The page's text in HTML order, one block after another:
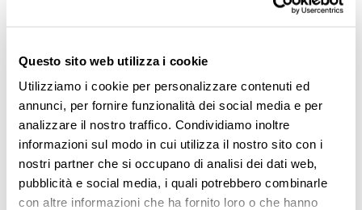
Questo sito web utilizza i cookie
Utilizziamo i cookie per personalizzare contenuti ed
annunci, per fornire funzionalità dei social media e per
analizzare il nostro traffico. Condividiamo inoltre
informazioni sul modo in cui utilizza il nostro sito con i
nostri partner che si occupano di analisi dei dati web,
pubblicità e social media, i quali potrebbero combinarle
con altre informazioni che ha fornito loro o che hanno
investimenti e disinvestimenti.
come organizzo il mio lavoro? Ancora,
l’accesso alle agevolazioni sconta talvolta la
perdita di elementi di flessibilità per l’azienda.
Come concilio sgravi/incentivi con la
flessibilità? E se devo gestire il cambiamento